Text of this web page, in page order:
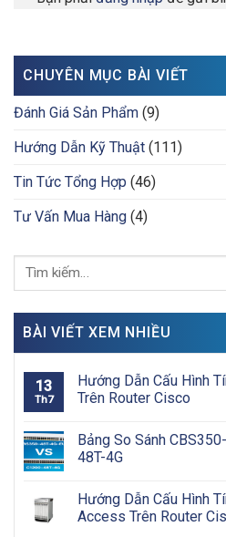
CHUYÊN MỤC BÀI VIẾT
Đánh Giá Sản Phẩm (9)
Hướng Dẫn Kỹ Thuật (111)
Tin Tức Tổng Hợp (46)
Tư Vấn Mua Hàng (4)
BÀI VIẾT XEM NHIỀU
13
Th7
Hướng Dẫn Cấu Hình
Trên Router Cisco
Bảng So Sánh
48T-4G
Hướng Dẫn Cấu Hình
Access Trên Router